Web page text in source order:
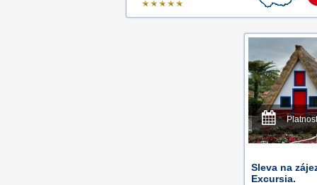
Sleva na
Excursia.